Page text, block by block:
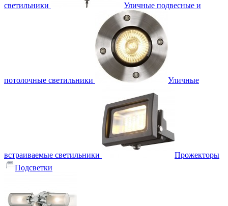
светильники Уличные подвесные и
потолочные светильники Уличные
встраиваемые светильники
Прожекторы
Подсветки